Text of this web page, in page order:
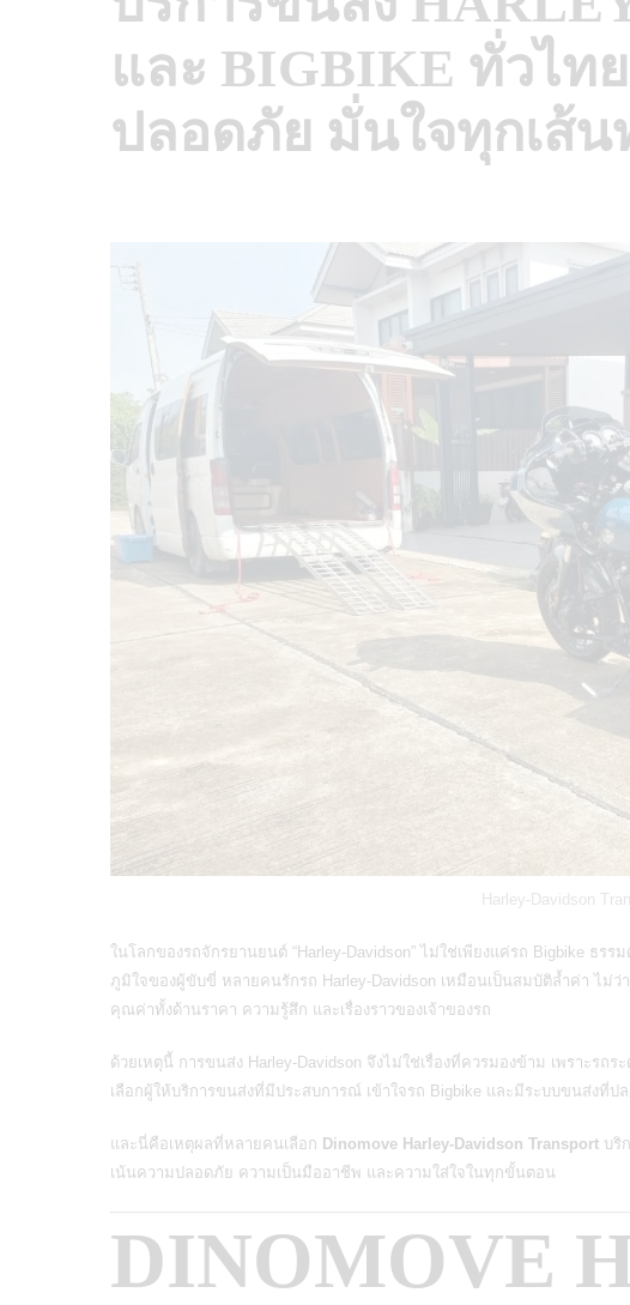
และ BIGBIKE ทั่วไท
ปลอดภัย มั่นใจทุกเส้น
Harley-Davidson
ในโลกของรถจักรยานยนต์ “Harley-Davidson” ไม่ใช่เพียงแค่รถ Bigbike
ภูมิใจของผู้ขับขี่ หลายคนรักรถ Harley-Davidson เหมือนเป็นสมบัติล้ำค่า ไม่ว่
คุณค่าทั้งด้านราคา ความรู้สึก และเรื่องราวของเจ้าของรถ
ด้วยเหตุนี้ การขนส่ง Harley-Davidson จึงไม่ใช่เรื่องที่ควรมองข้าม เพราะรถ
เลือกผู้ให้บริการขนส่งที่มีประสบการณ์ เข้าใจรถ Bigbike และมีระบบขนส่งที่ป
และนี่คือเหตุผลที่หลายคนเลือก Dinomove Harley-Davidson Transport บริ
เน้นความปลอดภัย ความเป็นมืออาชีพ และความใส่ใจในทุกขั้นตอน
DINOMOVE